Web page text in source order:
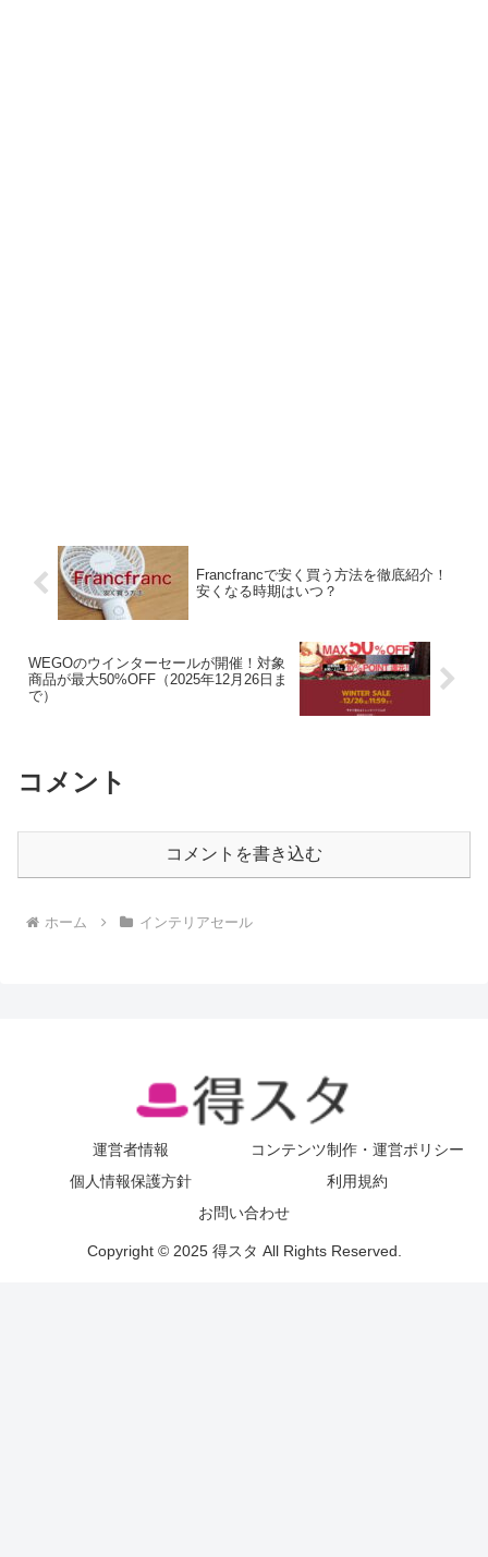
Francfrancで安く買う方法を徹底紹介！
安くなる時期はいつ？
WEGOのウインターセールが開催！対象
商品が最大50%OFF（2025年12月26日ま
で）
コメント
コメントを書き込む
ホーム インテリアセール
運営者情報
コンテンツ制作・運営ポリシー
個人情報保護方針
利用規約
お問い合わせ
Copyright © 2025 得スタ All Rights Reserved.